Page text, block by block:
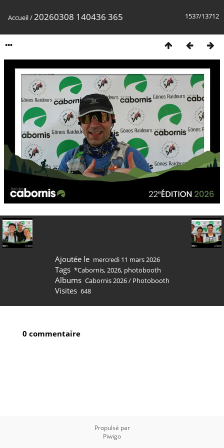
1537/13712
Accueil/20260308 140436 365
Ajoutée le mercredi 11 mars 2026
Tags *Cabornis,2026, photobooth
Albums Cabornis 2026/ Photobooth
Visites 648
0 commentaire
Propulsé par
Piwigo